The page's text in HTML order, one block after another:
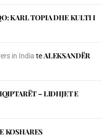
KARL TOPIA DHE KULTI I
in India teALEKSANDËR
– LIDHJET E
KOSHARES